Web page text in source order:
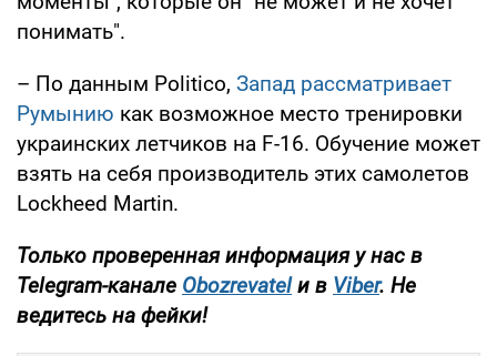
понимать".
– По данным Politico, Запад рассматривает
Румынию как возможное место тренировки
украинских летчиков на F-16. Обучение может
взять на себя производитель этих самолетов
Lockheed Martin.
Только проверенная информация у нас в
Telegram-канале Obozrevatel и в Viber. Не
ведитесь на фейки!